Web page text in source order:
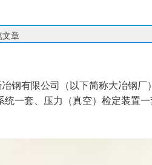
文章
钢有限公司（以下简称大冶钢
一套、压力（真空）检定装置